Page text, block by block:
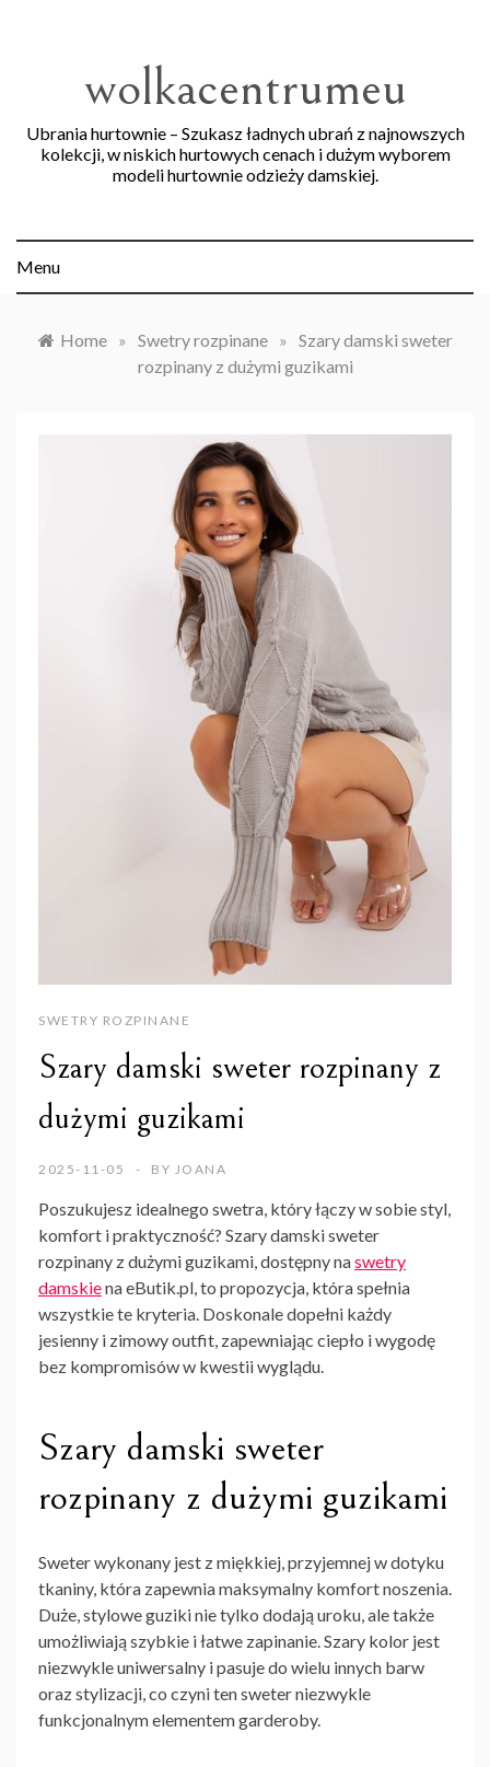
wolkacentrumeu
Ubrania hurtownie – Szukasz ładnych ubrań z najnowszych
kolekcji, w niskich hurtowych cenach i dużym wyborem
modeli hurtownie odzieży damskiej.
Menu
Home » Swetry rozpinane » Szary damski sweter
rozpinany z dużymi guzikami
SWETRY ROZPINANE
Szary damski sweter rozpinany z
dużymi guzikami
2025-11-05 BY JOANA
Poszukujesz idealnego swetra, który łączy w sobie styl,
komfort i praktyczność? Szary damski sweter
rozpinany z dużymi guzikami, dostępny naswetry
damskiena eButik.pl, to propozycja, która spełnia
wszystkie te kryteria. Doskonale dopełni każdy
jesienny i zimowy outfit, zapewniając ciepło i wygodę
bez kompromisów w kwestii wyglądu.
Szary damski sweter
rozpinany z dużymi guzikami
Sweter wykonany jest z miękkiej, przyjemnej w dotyku
tkaniny, która zapewnia maksymalny komfort noszenia.
Duże, stylowe guziki nie tylko dodają uroku, ale także
umożliwiają szybkie i łatwe zapinanie. Szary kolor jest
niezwykle uniwersalny i pasuje do wielu innych barw
oraz stylizacji, co czyni ten sweter niezwykle
funkcjonalnym elementem garderoby.